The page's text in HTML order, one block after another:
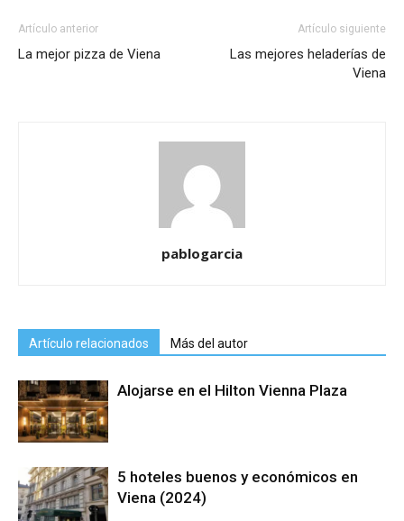
Artículo anterior
La mejor pizza de Viena
Artículo siguiente
Las mejores heladerías de
Viena
pablogarcia
Artículo relacionados Más del autor
Alojarse en el Hilton Vienna Plaza
5 hoteles buenos y económicos en
Viena (2024)